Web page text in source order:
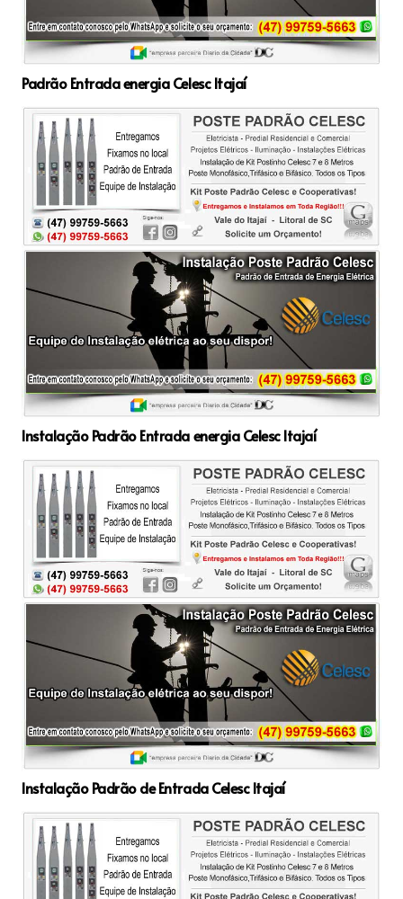
Padrão Entrada energia Celesc Itajaí
Instalação Padrão Entrada energia Celesc Itajaí
Instalação Padrão de Entrada Celesc Itajaí